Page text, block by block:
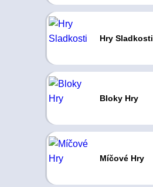
Hry Sladkosti
Bloky Hry
Míčové Hry